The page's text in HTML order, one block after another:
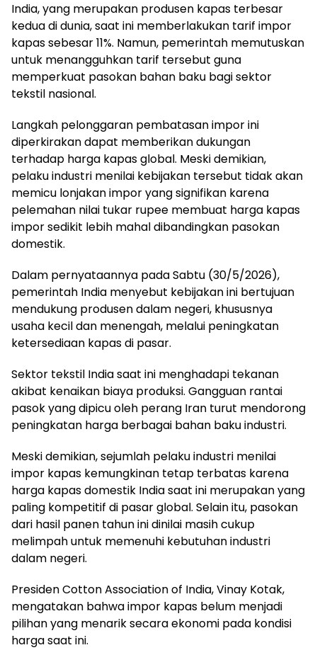
India, yang merupakan produsen kapas terbesar
kedua di dunia, saat ini memberlakukan tarif impor
kapas sebesar 11%. Namun, pemerintah memutuskan
untuk menangguhkan tarif tersebut guna
memperkuat pasokan bahan baku bagi sektor
tekstil nasional.
Langkah pelonggaran pembatasan impor ini
diperkirakan dapat memberikan dukungan
terhadap harga kapas global. Meski demikian,
pelaku industri menilai kebijakan tersebut tidak akan
memicu lonjakan impor yang signifikan karena
pelemahan nilai tukar rupee membuat harga kapas
impor sedikit lebih mahal dibandingkan pasokan
domestik.
Dalam pernyataannya pada Sabtu (30/5/2026),
pemerintah India menyebut kebijakan ini bertujuan
mendukung produsen dalam negeri, khususnya
usaha kecil dan menengah, melalui peningkatan
ketersediaan kapas di pasar.
Sektor tekstil India saat ini menghadapi tekanan
akibat kenaikan biaya produksi. Gangguan rantai
pasok yang dipicu oleh perang Iran turut mendorong
peningkatan harga berbagai bahan baku industri.
Meski demikian, sejumlah pelaku industri menilai
impor kapas kemungkinan tetap terbatas karena
harga kapas domestik India saat ini merupakan yang
paling kompetitif di pasar global. Selain itu, pasokan
dari hasil panen tahun ini dinilai masih cukup
melimpah untuk memenuhi kebutuhan industri
dalam negeri.
Presiden Cotton Association of India, Vinay Kotak,
mengatakan bahwa impor kapas belum menjadi
pilihan yang menarik secara ekonomi pada kondisi
harga saat ini.